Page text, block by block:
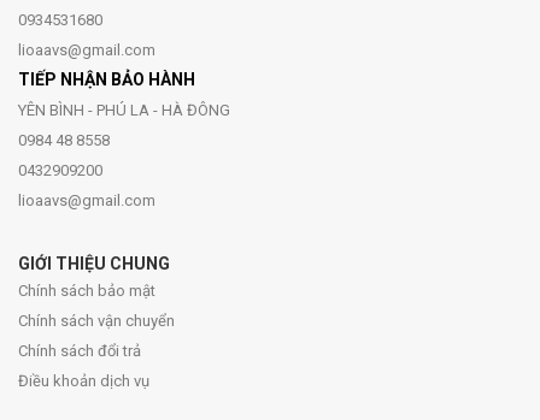
0934531680
lioaavs@gmail.com
TIẾP NHẬN BẢO HÀNH
YÊN BÌNH - PHÚ LA - HÀ ĐÔNG
0984 48 8558
0432909200
lioaavs@gmail.com
GIỚI THIỆU CHUNG
Chính sách bảo mật
Chính sách vận chuyển
Chính sách đổi trả
Điều khoản dịch vụ